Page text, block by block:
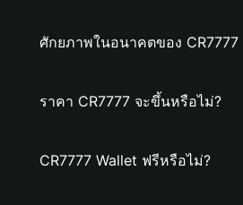
ศักยภาพในอนาคตของ CR7777
ราคา CR7777 จะขึ้นหรือไม่?
CR7777 Wallet ฟรีหรือไม่?